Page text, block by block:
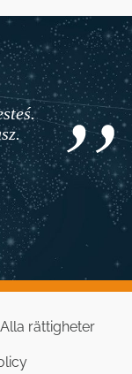
rättigheter